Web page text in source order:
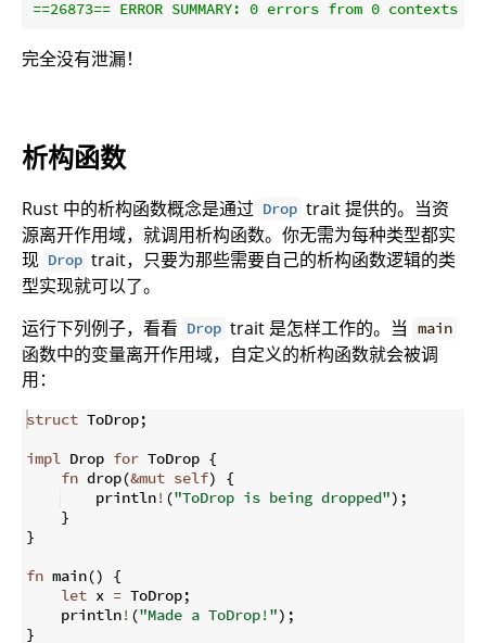
完全没有泄漏！
析构函数
Rust 中的析构函数概念是通过 Drop trait 提供的。当资
源离开作用域，就调用析构函数。你无需为每种类型都实
现 Drop trait，只要为那些需要自己的析构函数逻辑的类
型实现就可以了。
运行下列例子，看看 Drop trait 是怎样工作的。当 main
函数中的变量离开作用域，自定义的析构函数就会被调
用：
struct ToDrop;
impl Drop for ToDrop {
fn drop(&mut self)
{
    println
! ("ToDrop is being dropped") ;
}
}
fn main()
{
let x = ToDrop;
    println
! ("Made a ToDrop!") ;
}